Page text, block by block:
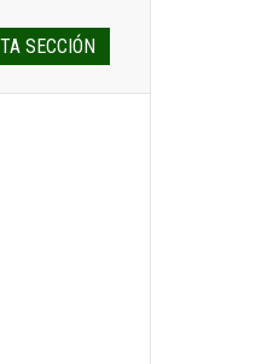
SECCIÓN